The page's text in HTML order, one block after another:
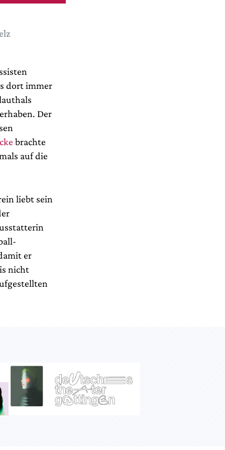
dort immer
Der
brachte
auf die
liebt sein
er
nicht